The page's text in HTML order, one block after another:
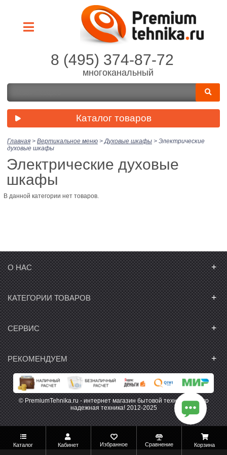
8 (495) 374-87-72
многоканальный
Каталог товаров
Главная > Вертикальное меню > Духовые шкафы > Электрические
духовые шкафы
Электрические духовые
шкафы
В данной категории нет товаров.
Каталог Кабинет Избранное Сравнение Корзина
О НАС +
КАТЕГОРИИ ТОВАРОВ +
СЕРВИС +
РЕКОМЕНДУЕМ +
© PremiumTehnika.ru - интернет магазин бытовой техники. Только
надежная техника! 2012-2025